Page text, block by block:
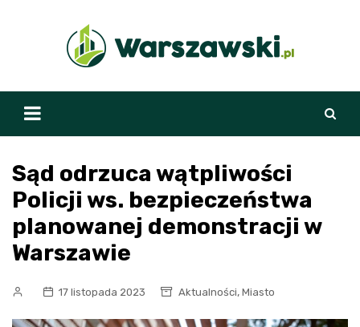
Sąd odrzuca wątpliwości
Policji ws. bezpieczeństwa
planowanej demonstracji w
Warszawie
17 listopada 2023 Aktualności, Miasto